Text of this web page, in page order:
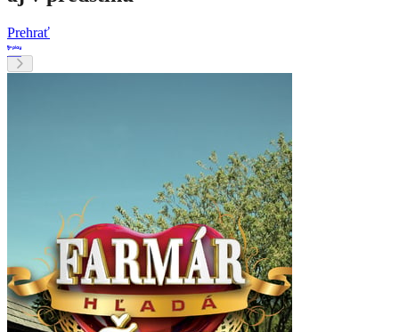
Prehrať